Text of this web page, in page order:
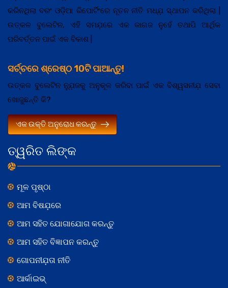
ତ୍ୱରିତ ଲିଙ୍କ
ମୂଳ ପୃଷ୍ଠା
ଆମ ବିଷଯ଼ରେ
ଆମ ସହିତ ଯୋଗାଯୋଗ କରନ୍ତୁ
ଆମ ସହିତ ବିଜ୍ଞାପନ କରନ୍ତୁ
ଗୋପନୀଯ଼ତା ନୀତି
ଆର୍କାଇଭ୍
କରିନଥିଲା ବରଂ ଓଡ଼ିଆ ରିପୋର୍ଟିଂରେ ନୂତନ ନୀତି ମଧ୍ଯ଼ ସ୍ଥାପନ କରିଥିଲା |
ଉତ୍କଳ ବୁଲେଟିନ, ଏହି ସମଯ଼ରେ ଏକ କାଗଜ ନୁହେଁ ତଥାପି ଆର୍ଥିକ
ପରିବର୍ତ୍ତନ ପାଇଁ ଏକ ବିକାଶ |
ସର୍ଚ୍ଚରେ ଶ୍ରେଷ୍ଠ 10ଟି ପାଆନ୍ତୁ!
ଉତ୍କଳ ବୁଲେଟିନ ନ୍ଯ଼ୁଜକୁ ଅନୁକୂଳ କରିବା ପାଇଁ ଏକ ବିଶ୍ୱସନୀଯ଼ ସେବା
ଖୋଜୁଛନ୍ତି କି?
ଏକ ଉକ୍ତି ଅନୁରୋଧ କରନ୍ତୁ